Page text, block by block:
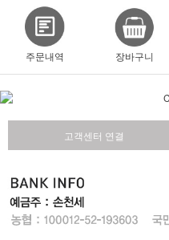
주문내역 장바구니
고객센터 연결